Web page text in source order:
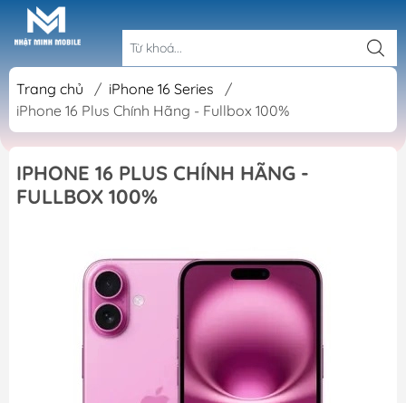
Trang chủ / iPhone 16 Series
/
iPhone 16 Plus Chính Hãng - Fullbox 100%
IPHONE 16 PLUS CHÍNH HÃNG -
FULLBOX 100%